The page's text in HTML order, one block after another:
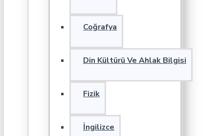
Coğrafya
Din Kültürü Ve Ahlak Bilgisi
Fizik
İngilizce